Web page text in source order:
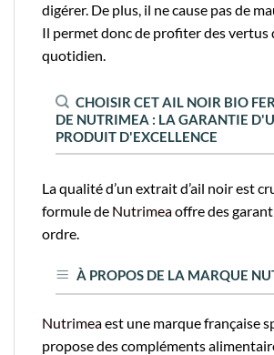
digérer. De plus, il ne cause pas de
Il permet donc de profiter des vertus
quotidien.
CHOISIR CET AIL NOIR BIO
DE NUTRIMEA : LA GARANTIE
PRODUIT D'EXCELLENCE
La qualité d’un extrait d’ail noir est
formule de Nutrimeaoffre des
ordre.
À PROPOS DE LA MARQUE
Nutrimeaest une marque française
propose des compléments